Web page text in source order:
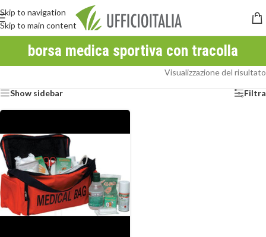
Skip to navigation
Skip to main content
borsa medica sportiva con tracolla
Visualizzazione del risultato
Show sidebar Filtra